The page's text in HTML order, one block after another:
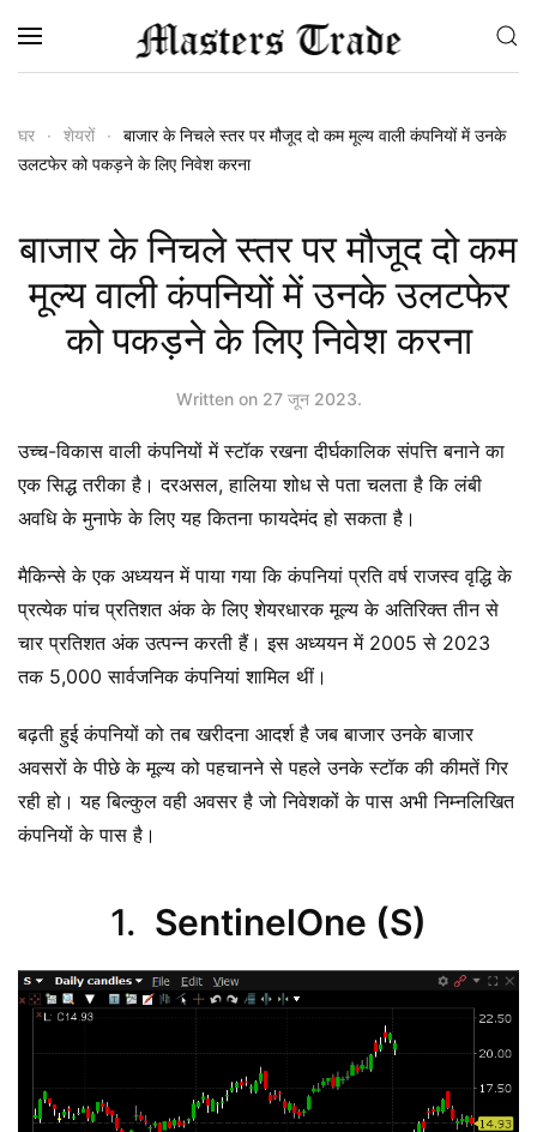
Skip to main content
घर शेयरों
बाजार के निचले स्तर पर मौजूद दो कम मूल्य वाली कंपनियों में उनके
उलटफेर को पकड़ने के लिए निवेश करना
बाजार के निचले स्तर पर मौजूद दो कम
मूल्य वाली कंपनियों में उनके उलटफेर
को पकड़ने के लिए निवेश करना
Written on 27 जून 2023.
उच्च-विकास वाली कंपनियों में स्टॉक रखना दीर्घकालिक संपत्ति बनाने का
एक सिद्ध तरीका है। दरअसल, हालिया शोध से पता चलता है कि लंबी
अवधि के मुनाफे के लिए यह कितना फायदेमंद हो सकता है।
मैकिन्से के एक अध्ययन में पाया गया कि कंपनियां प्रति वर्ष राजस्व वृद्धि के
प्रत्येक पांच प्रतिशत अंक के लिए शेयरधारक मूल्य के अतिरिक्त तीन से
चार प्रतिशत अंक उत्पन्न करती हैं। इस अध्ययन में 2005 से 2023
तक 5,000 सार्वजनिक कंपनियां शामिल थीं।
बढ़ती हुई कंपनियों को तब खरीदना आदर्श है जब बाजार उनके बाजार
अवसरों के पीछे के मूल्य को पहचानने से पहले उनके स्टॉक की कीमतें गिर
रही हो। यह बिल्कुल वही अवसर है जो निवेशकों के पास अभी निम्नलिखित
कंपनियों के पास है।
1. SentinelOne (S)